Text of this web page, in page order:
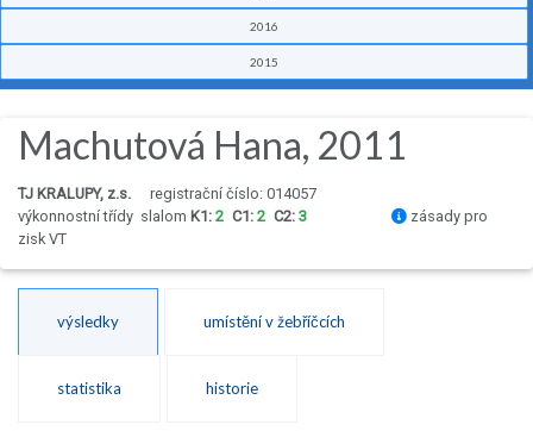
2016
2015
Machutová Hana, 2011
TJ KRALUPY, z.s.
registrační číslo: 014057
výkonnostní třídy slalom K1: 2 C1: 2 C2: 3
zásady pro
zisk VT
výsledky umístění v žebříčcích
statistika historie